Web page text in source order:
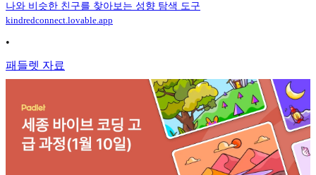
나와 비슷한 친구를 찾아보는 성향 탐색 도구
kindredconnect.lovable.app
•
패들렛 자료